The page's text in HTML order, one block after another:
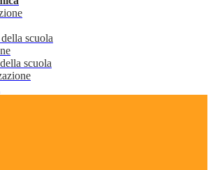
scuola
scuola